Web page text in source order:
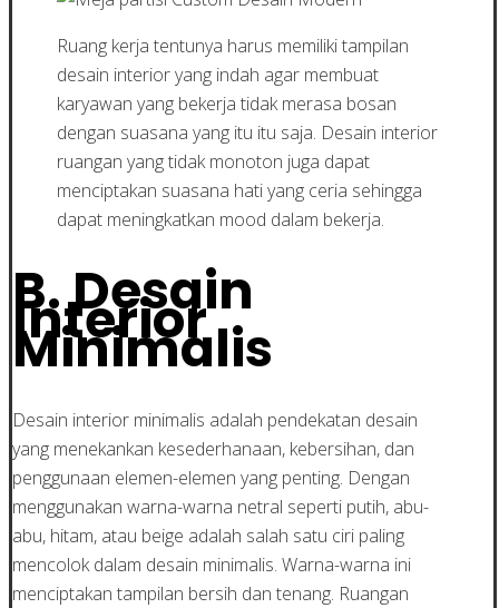
Ruang kerja tentunya harus memiliki tampilan
desain interior yang indah agar membuat
karyawan yang bekerja tidak merasa bosan
dengan suasana yang itu itu saja. Desain interior
ruangan yang tidak monoton juga dapat
menciptakan suasana hati yang ceria sehingga
dapat meningkatkan mood dalam bekerja.
B. Desain
Interior
Minimalis
Desain interior minimalis adalah pendekatan desain
yang menekankan kesederhanaan, kebersihan, dan
penggunaan elemen-elemen yang penting. Dengan
menggunakan warna-warna netral seperti putih, abu-
abu, hitam, atau beige adalah salah satu ciri paling
mencolok dalam desain minimalis. Warna-warna ini
menciptakan tampilan bersih dan tenang. Ruangan